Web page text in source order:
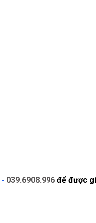
- 039.6908.996 để được